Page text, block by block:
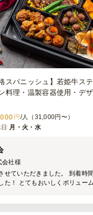
スパニッシュ】若姫牛ス
料理・温製容器使用・デ
円 /人（31,000円〜）
月・火・水
会社様
せていただきました。 到着時
た！ とてもおいしくボリュー